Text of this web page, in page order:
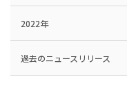
2022年
過去のニュースリリース